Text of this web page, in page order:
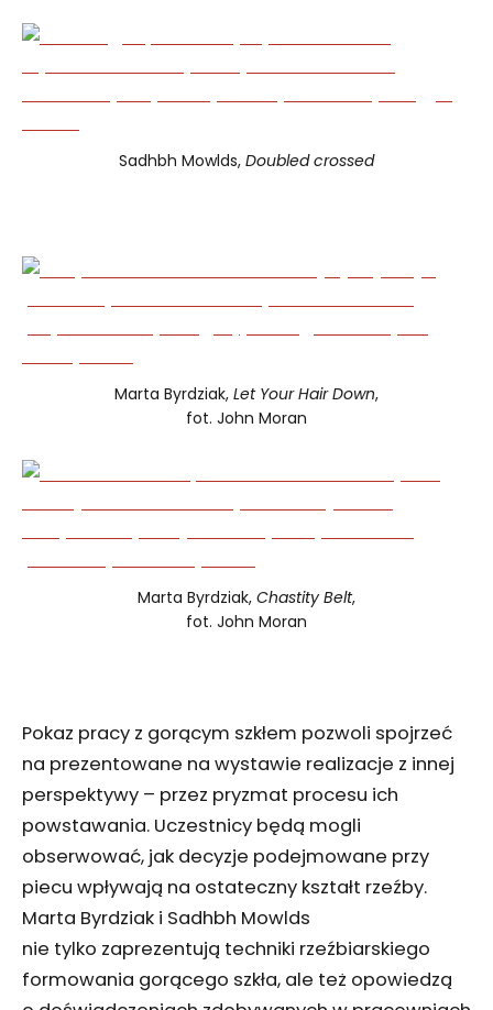
Sadhbh Mowlds, Doubled crossed
Marta Byrdziak, Let Your Hair Down,
fot. John Moran
Marta Byrdziak, Chastity Belt,
fot. John Moran
Pokaz pracy z gorącym szkłem pozwoli spojrzeć
na prezentowane na wystawie realizacje z innej
perspektywy – przez pryzmat procesu ich
powstawania. Uczestnicy będą mogli
obserwować, jak decyzje podejmowane przy
piecu wpływają na ostateczny kształt rzeźby.
Marta Byrdziak i Sadhbh Mowlds
nie tylko zaprezentują techniki rzeźbiarskiego
formowania gorącego szkła, ale też opowiedzą